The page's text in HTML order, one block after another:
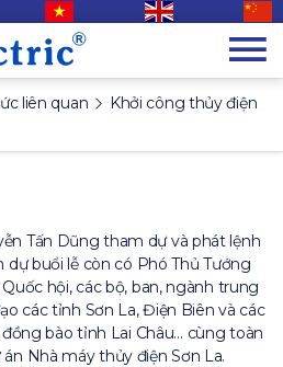
liên quan
Khởi công thủy điện
Tấn Dũng tham dự và phát lệnh
buổi lễ còn có Phó Thủ Tướng
hội, các bộ, ban, ngành trung
các tỉnh Sơn La, Điện Biên và các
bào tỉnh Lai Châu… cùng toàn
Nhà máy thủy điện Sơn La.